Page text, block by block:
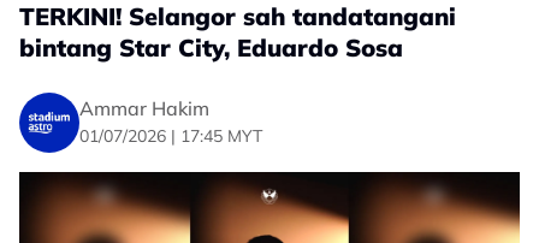
TERKINI! Selangor sah tandatangani
bintang Star City, Eduardo Sosa
Ammar Hakim
01/07/2026 | 17:45 MYT